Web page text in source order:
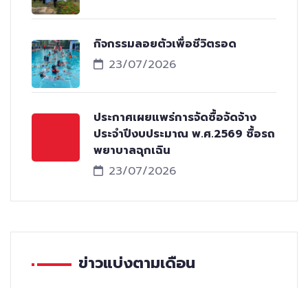
กิจกรรมลอยตัวเพื่อชีวิตรอด
23/07/2026
ประกาศเผยแพร่การจัดซื้อจัดจ้าง
ประจำปีงบประมาณ พ.ศ.2569 ซื้อรถ
พยาบาลฉุกเฉิน
23/07/2026
ข่าวแบ่งตามเดือน